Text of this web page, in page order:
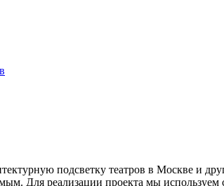
подсветку театров в Москве и
Для реализации проекта мы